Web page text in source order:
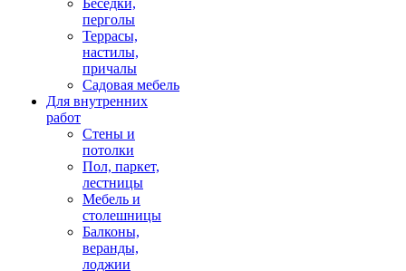
Беседки,
перголы
Террасы,
настилы,
причалы
Садовая мебель
Для внутренних
работ
Стены и
потолки
Пол, паркет,
лестницы
Мебель и
столешницы
Балконы,
веранды,
лоджии